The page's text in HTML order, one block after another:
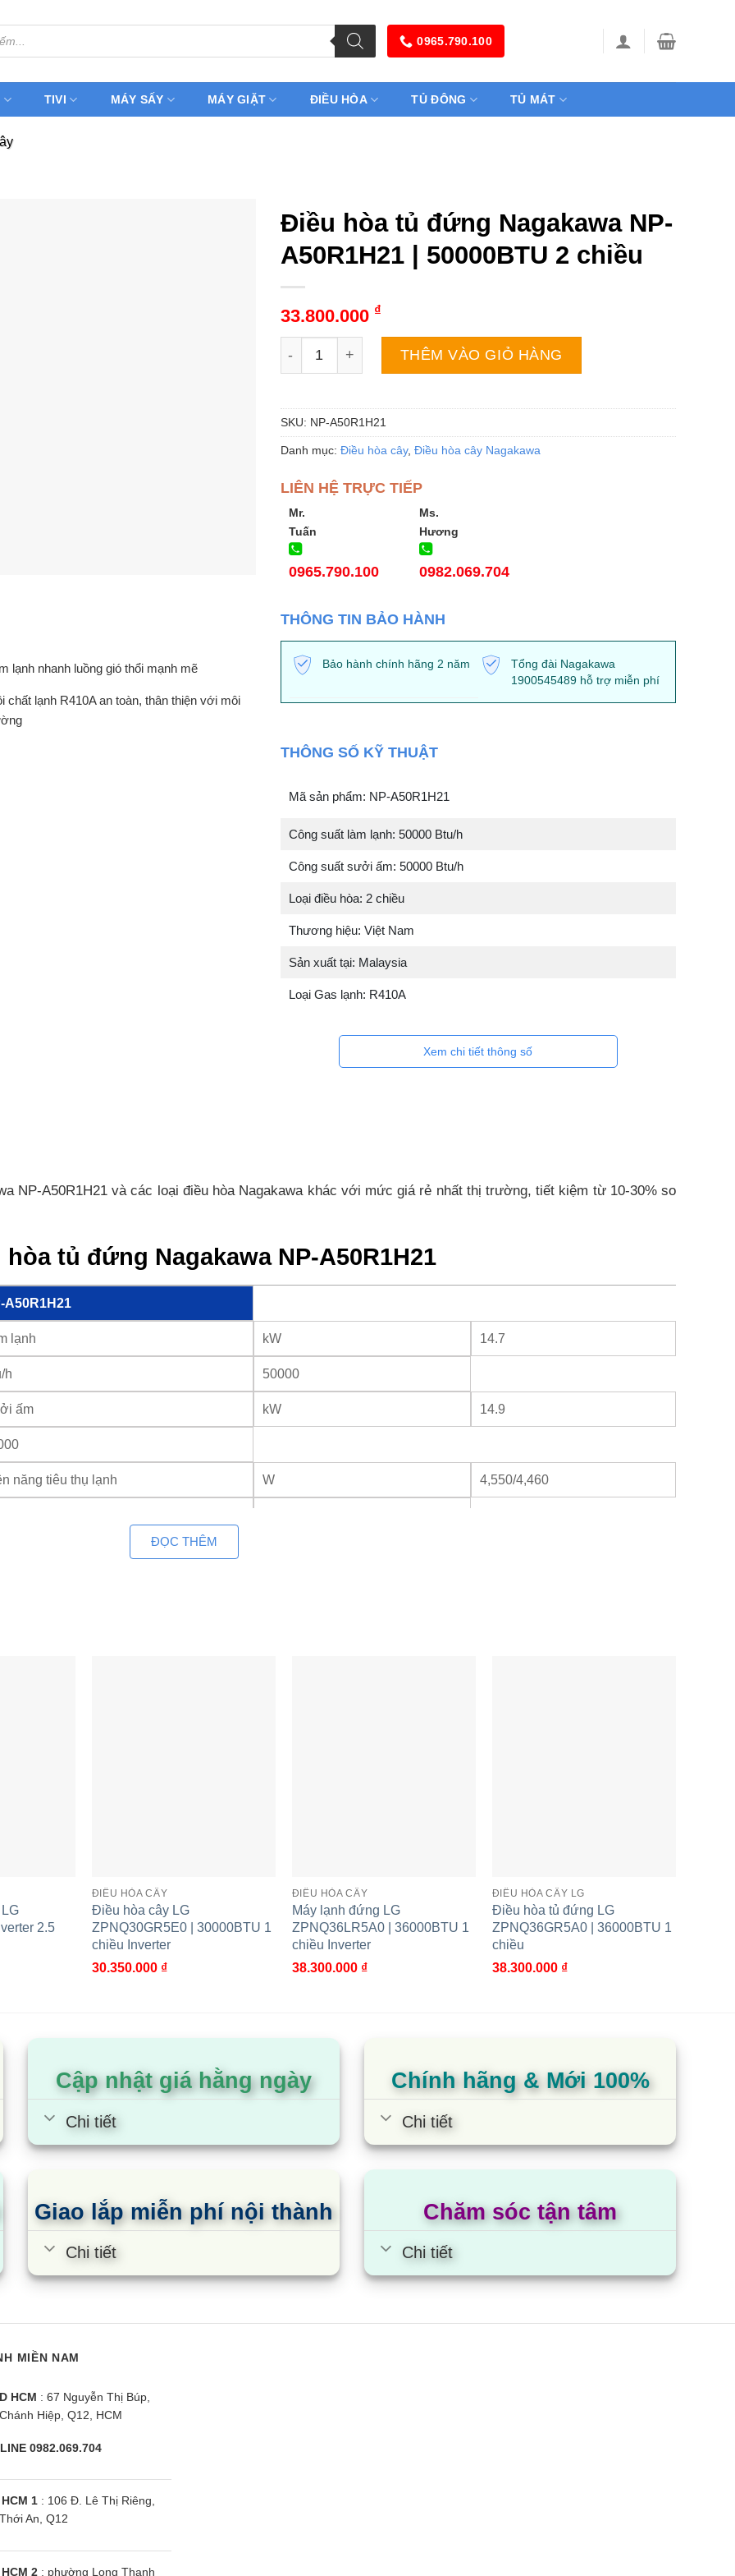
0965.790.100
TIVI MÁY SẤY MÁY GIẶT ĐIỀU HÒA TỦ ĐÔNG TỦ MÁT
lạnh nhanh luồng gió thổi mạnh mẽ
chất lạnh R410A an toàn, thân thiện với môi
Điều hòa tủ đứng Nagakawa NP-
A50R1H21 | 50000BTU 2 chiều
33.800.000 ₫
Điều hòa tủ đứng Nagakawa NP-A50R1H21 | 50000BTU 2 chiều số lượng
THÊM VÀO GIỎ HÀNG
SKU: NP-A50R1H21
Danh mục: Điều hòa cây, Điều hòa cây Nagakawa
LIÊN HỆ TRỰC TIẾP
Mr.
Tuấn
0965.790.100
Ms.
Hương
0982.069.704
THÔNG TIN BẢO HÀNH
Bảo hành chính hãng 2 năm
Tổng đài Nagakawa
1900545489 hỗ trợ miễn phí
THÔNG SỐ KỸ THUẬT
Mã sản phẩm: NP-A50R1H21
Công suất làm lạnh: 50000 Btu/h
Công suất sưởi ấm: 50000 Btu/h
Loại điều hòa: 2 chiều
Thương hiệu: Việt Nam
Sản xuất tại: Malaysia
Loại Gas lạnh: R410A
Xem chi tiết thông số
NP-A50R1H21 và các loại điều hòa Nagakawa khác với mức giá rẻ nhất thị trường, tiết kiệm từ 10-30% so
tủ đứng Nagakawa NP-A50R1H21
A50R1H21
lạnh kW 14.7
h 50000
ấm kW 14.9
năng tiêu thụ lạnh W 4,550/4,460
Đóng gói mm
885x795x366
1,050x510x890
67/72
kính ống lỏng/ống khí
50
lạnh/Sưởi ấm ℃ 16～53/-10~~24
Nagakawa
2
Điều hòa tủ đứng Nagakawa
NP-C50R2H21 | 50000BTU 1
ĐỌC THÊM
2.5
ĐIỀU HÒA CÂY
Điều hòa cây LG
ZPNQ30GR5E0 | 30000BTU 1
chiều Inverter
30.350.000 ₫
ĐIỀU HÒA CÂY
Máy lạnh đứng LG
ZPNQ36LR5A0 | 36000BTU 1
chiều Inverter
38.300.000 ₫
ĐIỀU HÒA CÂY LG
Điều hòa tủ đứng LG
ZPNQ36GR5A0 | 36000BTU 1
chiều
38.300.000 ₫
Cập nhật giá hằng ngày
Chi tiết
Chính hãng & Mới 100%
Chi tiết
Giao lắp miễn phí nội thành
Chi tiết
Chăm sóc tận tâm
Chi tiết
MIỀN NAM
HCM : 67 Nguyễn Thị Búp,
Hiệp, Q12, HCM
0982.069.704
1: 106 Đ. Lê Thị Riêng,
An, Q12
2: phường Long Thạnh